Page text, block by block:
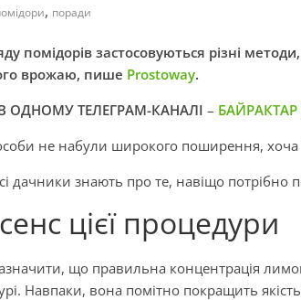
, поради
помідорів застосовуються різні
врожаю, пише Prostoway.
ОДНОМУ ТЕЛЕГРАМ-КАНАЛІ – БАЙРАКТАР
не набули широкого поширення, хоча
дачники знають про те, навіщо
цієї процедури
що правильна концентрація
Навпаки, вона помітно покращить